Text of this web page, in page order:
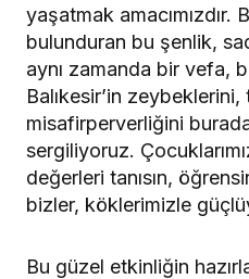
yaşatmak amacımızdır.
bulunduran bu şenlik,
aynı zamanda bir vefa,
Balıkesir’in
misafirperverliğini
sergiliyoruz.
değerleri tanısın,
bizler, köklerimizle
Bu güzel etkinliğin